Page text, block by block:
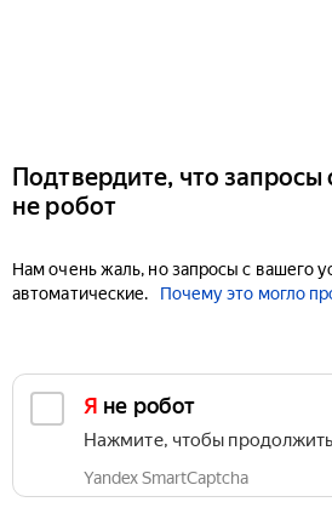
Подтвердите, что запросы
не робот
Нам очень жаль, но запросы с вашего
автоматические.
Почему это могло
Я не робот
Нажмите, чтобы продолжить
Yandex SmartCaptcha